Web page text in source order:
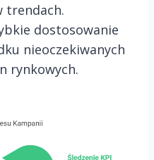
trendach.
dostosowanie
nieoczekiwanych
rynkowych.